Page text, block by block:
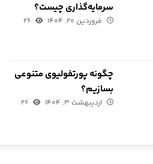
سرمایه‌گذاری چیست؟
فروردین ۲۰, ۱۴۰۴ ۲۶
چگونه پورتفولیوی متنوعی
بسازیم؟
اردیبهشت ۳, ۱۴۰۴ ۲۶